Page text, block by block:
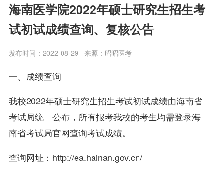
海南医学院2022年硕士研究生招生考
试初试成绩查询、复核公告
发布时间：2022-08-29 来源：昭昭医考
一、成绩查询
我校2022年硕士研究生招生考试初试成绩由海南省
考试局统一公布，所有报考我校的考生均需登录海
南省考试局官网查询考试成绩。
查询网址：http://ea.hainan.gov.cn/